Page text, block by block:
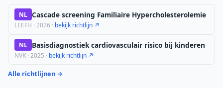
NL Cascade screening Familiaire Hypercholesterolemie
LEEFH · 2026 · bekijk richtlijn ↗
NL Basisdiagnostiek cardiovasculair risico bij kinderen
NVK · 2025 · bekijk richtlijn ↗
Alle richtlijnen →